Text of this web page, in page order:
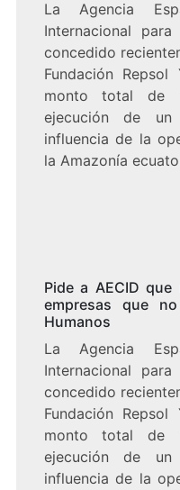
La Agencia
Internacional
concedido
Fundación
monto total de
ejecución de
influencia de la
la Amazonía
Pide a AECID
empresas que
Humanos
La Agencia
Internacional
concedido
Fundación
monto total de
ejecución de
influencia de la